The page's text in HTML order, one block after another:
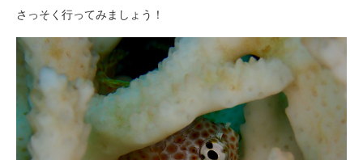
さっそく行ってみましょう！